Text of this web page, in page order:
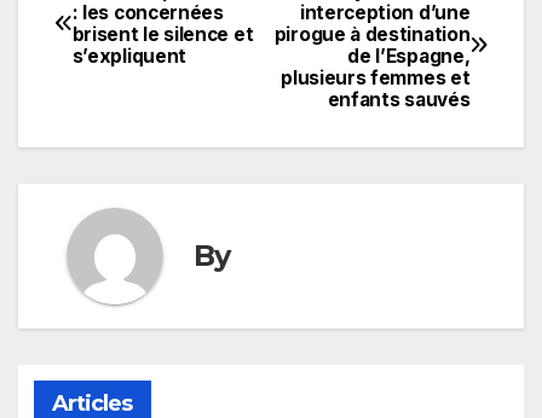
de
interception d’une
pirogue à destination
de l’Espagne,
plusieurs femmes et
enfants sauvés
: les concernées
brisent le silence et
s’expliquent
By
Articles